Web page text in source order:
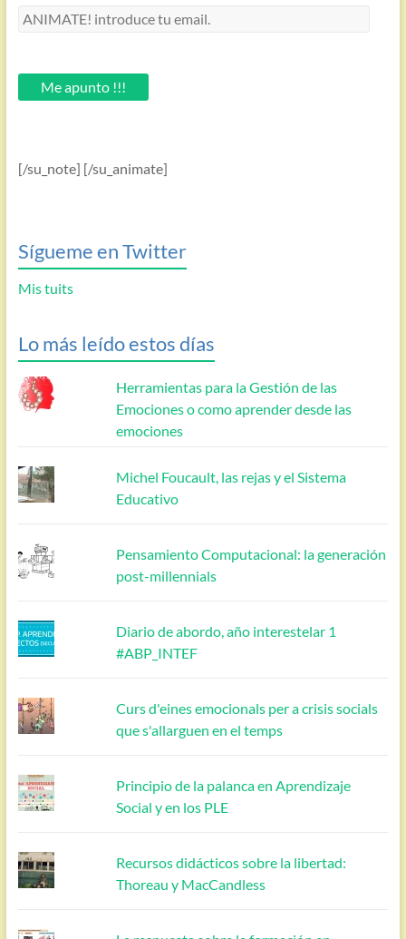
ANIMATE!
email.Me apunto !!!
[/su_note] [/su_animate]
Sígueme en Twitter
Mis tuits
Lo más leído estos días
Herramientas para la Gestión de las
Emociones o como aprender desde las
emociones
Michel Foucault, las rejas y el Sistema
Educativo
Pensamiento Computacional: la generación
post-millennials
Diario de abordo, año interestelar 1
#ABP_INTEF
Curs d'eines emocionals per a crisis socials
que s'allarguen en el temps
Principio de la palanca en Aprendizaje
Social y en los PLE
Recursos didácticos sobre la libertad:
Thoreau y MacCandless